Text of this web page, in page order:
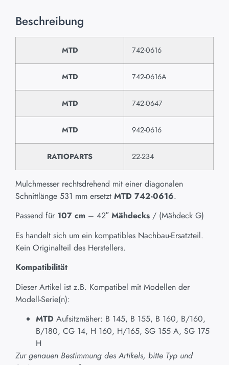
Beschreibung
MTD 742-0616
MTD 742-0616A
MTD 742-0647
MTD 942-0616
RATIOPARTS 22-234
Mulchmesser rechtsdrehend mit einer diagonalen
Schnittlänge 531 mm ersetzt MTD 742-0616.
Passend für 107 cm – 42″ Mähdecks / (Mähdeck G)
Es handelt sich um ein kompatibles Nachbau-Ersatzteil.
Kein Originalteil des Herstellers.
Kompatibilität
Dieser Artikel ist z.B. Kompatibel mit Modellen der
Modell-Serie(n):
MTD Aufsitzmäher: B 145, B 155, B 160, B/160,
B/180, CG 14, H 160, H/165, SG 155 A, SG 175
H
Zur genauen Bestimmung des Artikels, bitte Typ und